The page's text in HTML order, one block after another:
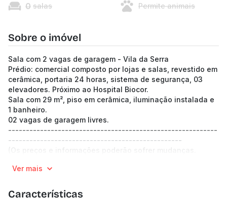
0 salas Permite animais
Sobre o imóvel
Sala com 2 vagas de garagem - Vila da Serra
Prédio: comercial composto por lojas e salas, revestido em
cerâmica, portaria 24 horas, sistema de segurança, 03
elevadores. Próximo ao Hospital Biocor.
Sala com 29 m², piso em cerâmica, iluminação instalada e
1 banheiro.
02 vagas de garagem livres.
-----------------------------------------------------------
-------------------------------------------------
(Os preços e informações poderão sofrer mudanças.
Ver mais
Características